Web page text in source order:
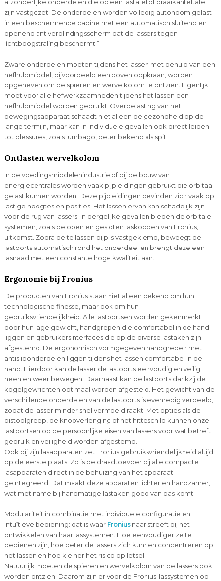
afzonderlijke onderdelen die op een lastafel of draaikanteltafel
zijn vastgezet. De onderdelen worden volledig autonoom gelast
in een beschermende cabine met een automatisch sluitend en
openend antiverblindingsscherm dat de lassers tegen
lichtboogstraling beschermt.”
Zware onderdelen moeten tijdens het lassen met behulp van een
hefhulpmiddel, bijvoorbeeld een bovenloopkraan, worden
opgeheven om de spieren en wervelkolom te ontzien. Eigenlijk
moet voor alle hefwerkzaamheden tijdens het lassen een
hefhulpmiddel worden gebruikt. Overbelasting van het
bewegingsapparaat schaadt niet alleen de gezondheid op de
lange termijn, maar kan in individuele gevallen ook direct leiden
tot blessures, zoals lumbago, beter bekend als spit.
Ontlasten wervelkolom
In de voedingsmiddelenindustrie of bij de bouw van
energiecentrales worden vaak pijpleidingen gebruikt die orbitaal
gelast kunnen worden. Deze pijpleidingen bevinden zich vaak op
lastige hoogtes en posities. Het lassen ervan kan schadelijk zijn
voor de rug van lassers. In dergelijke gevallen bieden de orbitale
systemen, zoals de open en gesloten laskoppen van Fronius,
uitkomst. Zodra de te lassen pijp is vastgeklemd, beweegt de
lastoorts automatisch rond het onderdeel en brengt deze een
lasnaad met een constante hoge kwaliteit aan.
Ergonomie bij Fronius
De producten van Fronius staan niet alleen bekend om hun
technologische finesse, maar ook om hun
gebruiksvriendelijkheid. Alle lastoortsen worden gekenmerkt
door hun lage gewicht, handgrepen die comfortabel in de hand
liggen en gebruikersinterfaces die op de diverse lastaken zijn
afgestemd. De ergonomisch vormgegeven handgrepen met
antisliponderdelen liggen tijdens het lassen comfortabel in de
hand. Hierdoor kan de lasser de lastoorts eenvoudig en veilig
heen en weer bewegen. Daarnaast kan de lastoorts dankzij de
kogelgewrichten optimaal worden afgesteld. Het gewicht van de
verschillende onderdelen van de lastoorts is evenredig verdeeld,
zodat de lasser minder snel vermoeid raakt. Met opties als de
pistoolgreep, de knopverlenging of het hitteschild kunnen onze
lastoortsen op de persoonlijke eisen van lassers voor wat betreft
gebruik en veiligheid worden afgestemd.
Ook bij zijn lasapparaten zet Fronius gebruiksvriendelijkheid altijd
op de eerste plaats. Zo is de draadtoevoer bij alle compacte
lasapparaten direct in de behuizing van het apparaat
geïntegreerd. Dat maakt deze apparaten lichter en handzamer,
wat met name bij handmatige lastaken goed van pas komt.
Modulariteit in combinatie met individuele configuratie en
intuïtieve bediening: dat is waar Froniusnaar streeft bij het
ontwikkelen van haar lassystemen. Hoe eenvoudiger ze te
bedienen zijn, hoe beter de lassers zich kunnen concentreren op
het lassen en hoe kleiner het risico op letsel.
Natuurlijk moeten de spieren en wervelkolom van de lassers ook
worden ontzien. Daarom zijn er voor de Fronius-lassystemen op